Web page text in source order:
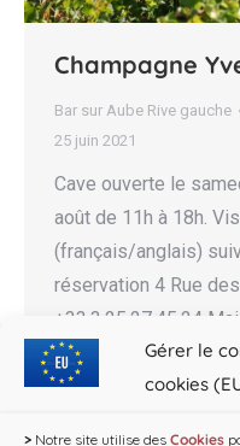
Gérer le
cookies
> Notre site utilise des Cookies
Champagne
Bar sur Aube Rive gauche
25 juin 2021
Cave ouverte le
août de 11h à 18h.
(français/anglais)
réservation 4 Rue
+33.3.25.27.45.24
Web : www.y-laval.fr